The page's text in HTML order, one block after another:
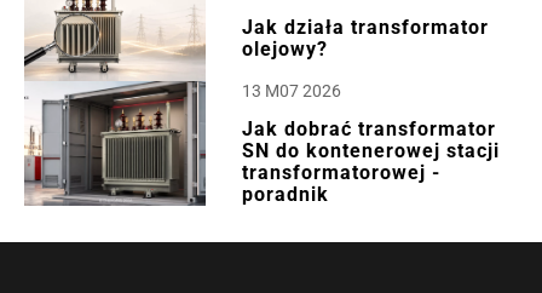
Jak działa transformator
olejowy?
13 M07 2026
Jak dobrać transformator
SN do kontenerowej stacji
transformatorowej -
poradnik